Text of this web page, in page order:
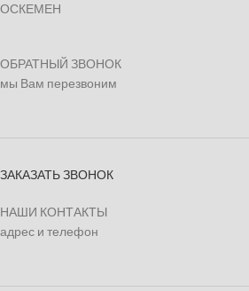
ОСКЕМЕН
ОБРАТНЫЙ ЗВОНОК
мы Вам перезвоним
ЗАКАЗАТЬ ЗВОНОК
НАШИ КОНТАКТЫ
адрес и телефон